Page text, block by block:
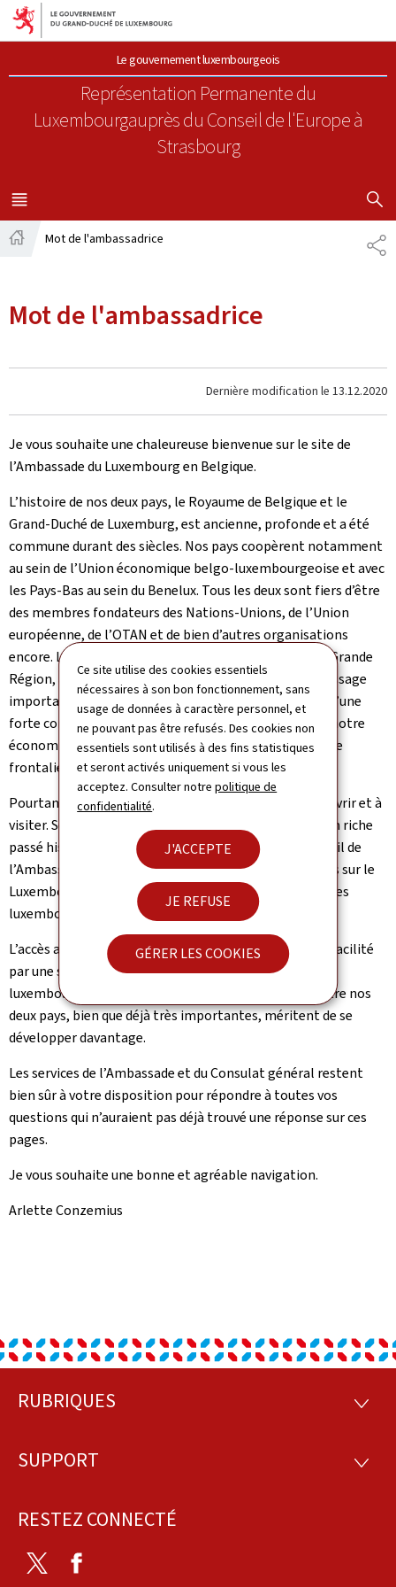
Ce site utilise des cookies essentiels
nécessaires à son bon fonctionnement, sans
usage de données à caractère personnel, et
ne pouvant pas être refusés. Des cookies non
essentiels sont utilisés à des fins statistiques
et seront activés uniquement si vous les
acceptez. Consulter notrepolitique de
confidentialité.
J'ACCEPTE
JE REFUSE
GÉRER LES COOKIES
Aller au menu principal
Aller au contenu
Le gouvernement luxembourgeois
Représentation Permanente du
Luxembourgauprès du Conseil de l'Europe à
Strasbourg
MENU
PRINCIPAL
Mot de l'ambassadrice
Mot de l'ambassadrice
Dernière modification le 13.12.2020
Je vous souhaite une chaleureuse bienvenue sur le site de
l’Ambassade du Luxembourg en Belgique.
L’histoire de nos deux pays, le Royaume de Belgique et le
Grand-Duché de Luxemburg, est ancienne, profonde et a été
commune durant des siècles. Nos pays coopèrent notamment
au sein de l’Union économique belgo-luxembourgeoise et avec
les Pays-Bas au sein du Benelux. Tous les deux sont fiers d’être
des membres fondateurs des Nations-Unions, de l’Union
européenne, de l’OTAN et de bien d’autres organisations
encore. La coopération est étroite dans le cadre de la Grande
Région, alors que les ports belges sont un point de passage
important pour l’économie luxembourgeoise. Alors qu’une
forte communauté luxembourgeoise vit en Belgique, notre
économie profite de l’apport inestimable de milliers de
frontaliers belges.
Pourtant, le Luxembourg reste encore un pays à découvrir et à
visiter. Seul Grand-Duché au monde, notre pays joint un riche
passé historique à une modernité exemplaire. Le portail de
l’Ambassade vous présente des informations pratiques sur le
Luxembourg ainsi que sur des manifestations culturelles
luxembourgeoises en Belgique.
L’accès au Luxembourg « virtuel » vous est également facilité
par une série de liens sur la politique et l’économie
luxembourgeoises. Car les relations économiques entre nos
deux pays, bien que déjà très importantes, méritent de se
développer davantage.
Les services de l’Ambassade et du Consulat général restent
bien sûr à votre disposition pour répondre à toutes vos
questions qui n’auraient pas déjà trouvé une réponse sur ces
pages.
Je vous souhaite une bonne et agréable navigation.
Arlette Conzemius
Pied
page
RUBRIQUES
SUPPORT
RESTEZ CONNECTÉ
Twitter